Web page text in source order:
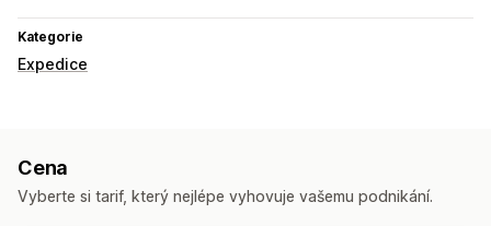
Kategorie
Expedice
Cena
Vyberte si tarif, který nejlépe vyhovuje vašemu podnikání.